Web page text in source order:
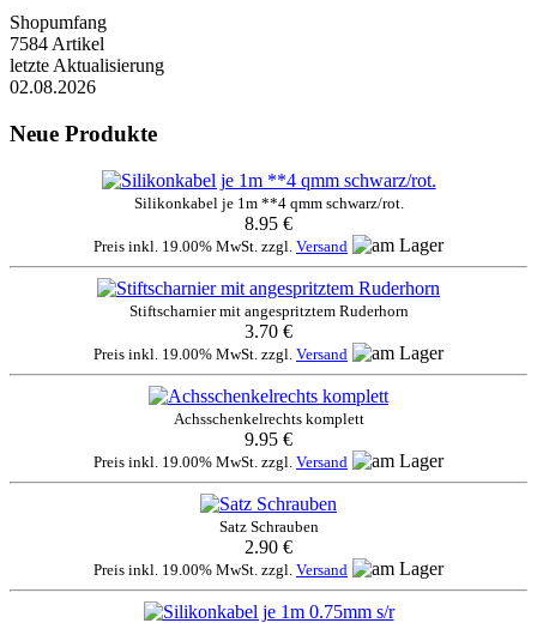
Shopumfang
7584 Artikel
letzte Aktualisierung
02.08.2026
Neue Produkte
Silikonkabel je 1m **4 qmm schwarz/rot.
8.95 €
Preis inkl. 19.00% MwSt. zzgl. Versand
Stiftscharnier mit angespritztem Ruderhorn
3.70 €
Preis inkl. 19.00% MwSt. zzgl. Versand
Achsschenkelrechts komplett
9.95 €
Preis inkl. 19.00% MwSt. zzgl. Versand
Satz Schrauben
2.90 €
Preis inkl. 19.00% MwSt. zzgl. Versand